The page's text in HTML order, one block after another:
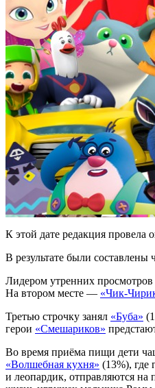
К этой дате редакция провела
В результате были
Лидером утренних просмотров
На втором месте — «Чик-
Третью строчку занял «Буба»
герои «Смешариков»
Во время приёма пищи дети
«Волшебная кухня» (13%), где
и леопардик, отправляются